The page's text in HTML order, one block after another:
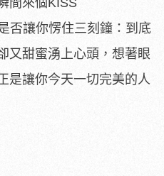
間來個KISS
否讓你愣住三刻鐘：到底
又甜蜜湧上心頭，想著眼
是讓你今天一切完美的人